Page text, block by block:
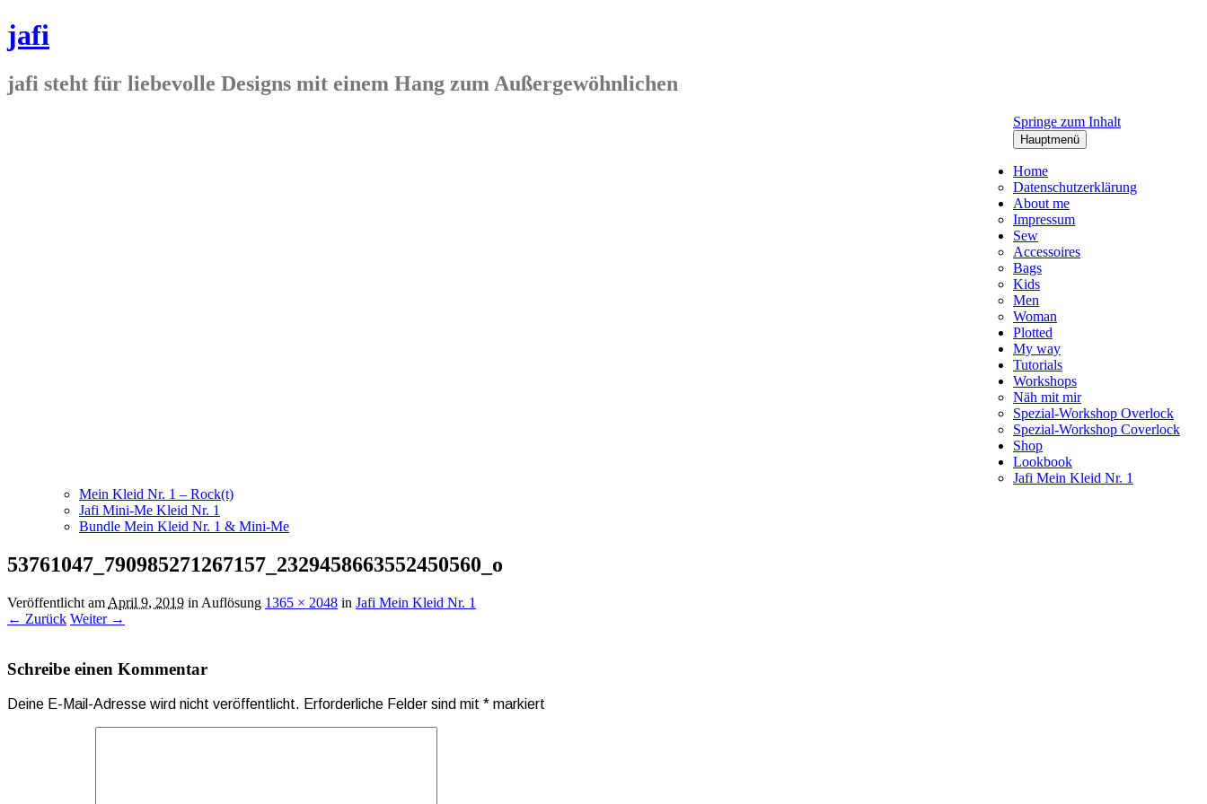
jafi
jafi steht für liebevolle Designs mit einem Hang zum Außergewöhnlichen
Springe zum Inhalt
Hauptmenü
Home
Datenschutzerklärung
About me
Impressum
Sew
Accessoires
Bags
Kids
Men
Woman
Plotted
My way
Tutorials
Workshops
Näh mit mir
Spezial-Workshop Overlock
Spezial-Workshop Coverlock
Shop
Lookbook
Jafi Mein Kleid Nr. 1
Mein Kleid Nr. 1 – Rock(t)
Jafi Mini-Me Kleid Nr. 1
Bundle Mein Kleid Nr. 1 & Mini-Me
53761047_790985271267157_2329458663552450560_o
Veröffentlicht am April 9, 2019 in Auflösung 1365 × 2048 in Jafi Mein Kleid Nr. 1
← Zurück Weiter →
Schreibe einen Kommentar
Deine E-Mail-Adresse wird nicht veröffentlicht. Erforderliche Felder sind mit * markiert